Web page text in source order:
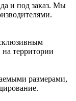
и под заказ. Мы
территории
размерами,